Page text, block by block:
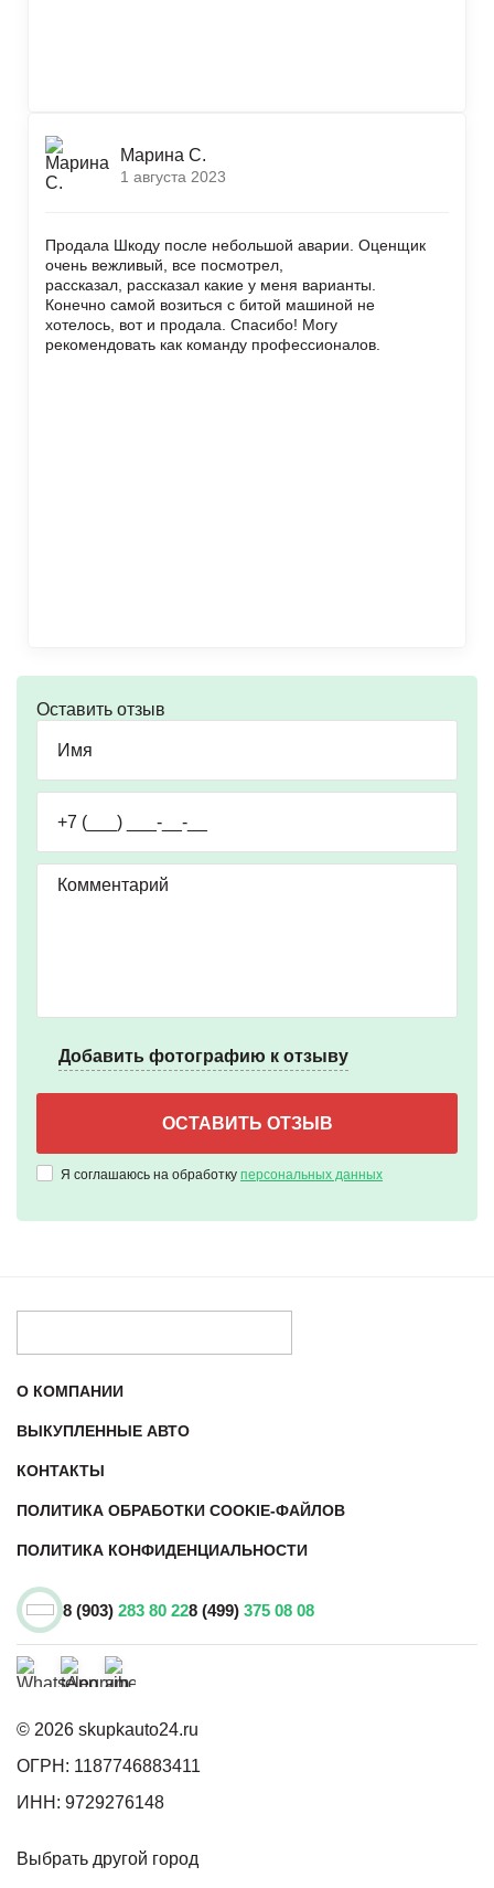
Марина С.
1 августа 2023
Продала Шкоду после небольшой аварии. Оценщик
очень вежливый, все посмотрел,
рассказал, рассказал какие у меня варианты.
Конечно самой возиться с битой машиной не
хотелось, вот и продала. Спасибо! Могу
рекомендовать как команду профессионалов.
Оставить отзыв
Добавить фотографию к отзыву
Я соглашаюсь на обработку персональных данных
О КОМПАНИИ
ВЫКУПЛЕННЫЕ АВТО
КОНТАКТЫ
ПОЛИТИКА ОБРАБОТКИ COOKIE-ФАЙЛОВ
ПОЛИТИКА КОНФИДЕНЦИАЛЬНОСТИ
8 (903) 283 80 228 (499) 375 08 08
© 2026 skupkauto24.ru
ОГРН: 1187746883411
ИНН: 9729276148
Выбрать другой город